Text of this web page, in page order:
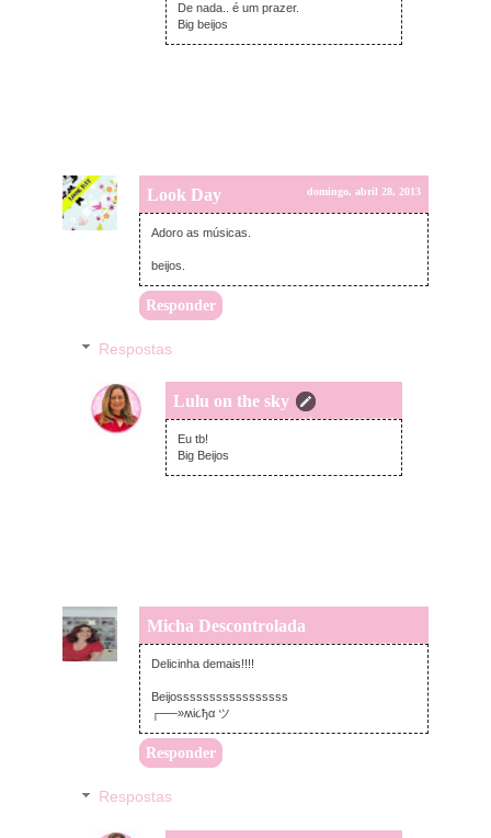
De nada.. é um prazer.
Big beijos
Look Day domingo, abril 28, 2013
Adoro as músicas.
beijos.
Responder
Respostas
Lulu on the sky
segunda-feira, abril 29, 2013
Eu tb!
Big Beijos
Micha Descontrolada
domingo, abril 28, 2013
Delicinha demais!!!!
Beijosssssssssssssssss
┌──»ʍi૮ђα ツ
Responder
Respostas